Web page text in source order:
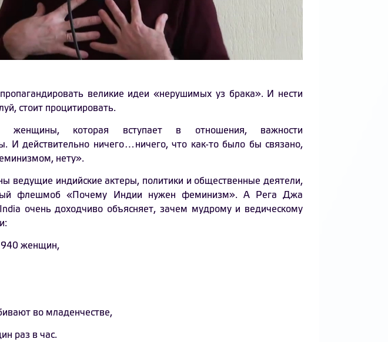
великие идеи «нерушимых уз брака». И нести
стоит процитировать.
женщины, которая вступает в отношения, важности
И действительно ничего…ничего, что как-то было бы связано,
нету».
ведущие индийские актеры, политики и общественные деятели,
флешмоб «Почему Индии нужен феминизм». А Рега Джа
очень доходчиво объясняет, зачем мудрому и ведическому
940 женщин,
во младенчестве,
раз в час.